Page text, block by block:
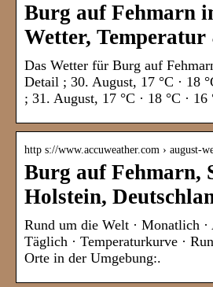
Burg auf Fehmarn
Wetter,
Das Wetter für Burg auf
Detail ; 30. August, 17 °C · 18
; 31. August, 17 °C · 18 °C ·
http s://www.accuweather.com › august-
Burg auf Fehmarn,
Holstein,
Rund um die Welt · Monatlich ·
Täglich · Temperaturkurve ·
Orte in der Umgebung:.